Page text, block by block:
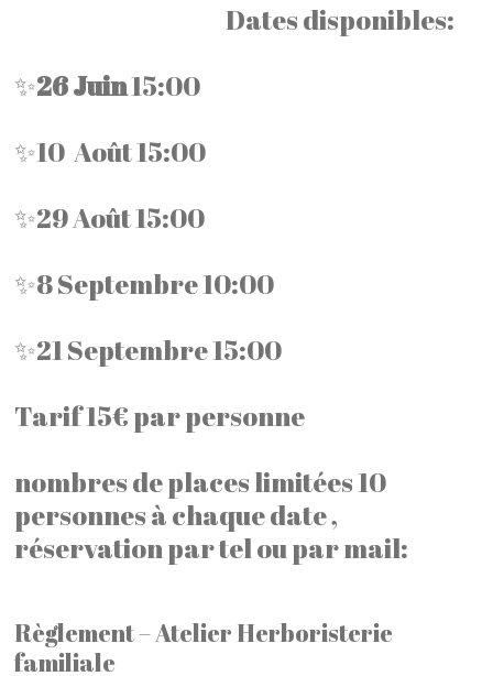
Dates disponibles:
✨26 Juin15:00
✨10 Août 15:00
✨29 Août 15:00
✨8 Septembre 10:00
✨21 Septembre 15:00
Tarif 15€ par personne
nombres de places limitées 10
personnes à chaque date ,
réservation par tel ou par mail:
Règlement – Atelier Herboristerie
familiale